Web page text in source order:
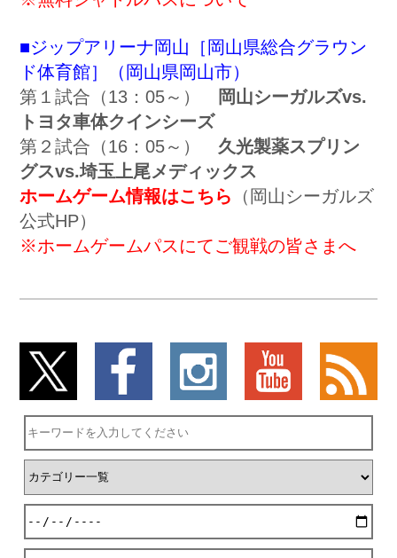
■ジップアリーナ岡山［岡山県総合グラウン
ド体育館］（岡山県岡山市）
第１試合（13：05～）
岡山シーガルズvs.
トヨタ車体クインシーズ
第２試合（16：05～） 久光製薬スプリン
グスvs.埼玉上尾メディックス
ホームゲーム情報はこちら
（岡山シーガルズ
公式HP）
※ホームゲームパスにてご観戦の皆さまへ